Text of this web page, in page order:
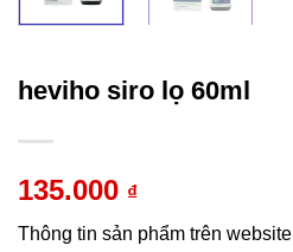
heviho siro lọ 60ml
135.000 ₫
Thông tin sản phẩm trên